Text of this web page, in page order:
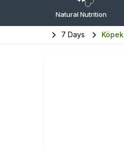
Natural Nutrition
7 Days